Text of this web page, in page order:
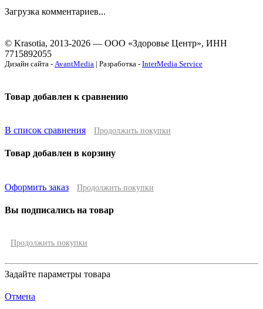
Загрузка комментариев...
© Krasotia, 2013-2026 — ООО «Здоровье Центр», ИНН
7715892055
Дизайн сайта - AvantMedia | Разработка - InterMedia Service
Товар добавлен к сравнению
В список сравнения Продолжить покупки
Товар добавлен в корзину
Оформить заказ Продолжить покупки
Вы подписались на товар
Продолжить покупки
Задайте параметры товара
Отмена